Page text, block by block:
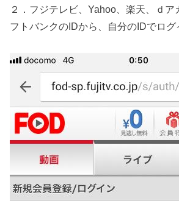
２．フジテレビ、Yahoo、楽天、ｄア
フトバンクのIDから、自分のIDでログ